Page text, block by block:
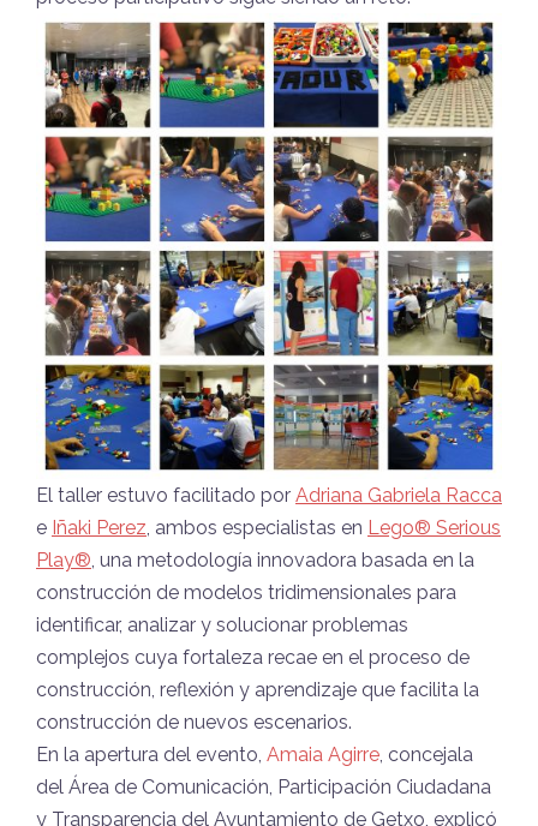
El taller estuvo facilitado por Adriana Gabriela Racca
e Iñaki Perez, ambos especialistas en Lego® Serious
Play®, una metodología innovadora basada en la
construcción de modelos tridimensionales para
identificar, analizar y solucionar problemas
complejos cuya fortaleza recae en el proceso de
construcción, reflexión y aprendizaje que facilita la
construcción de nuevos escenarios.
En la apertura del evento, Amaia Agirre, concejala
del Área de Comunicación, Participación Ciudadana
y Transparencia del Ayuntamiento de Getxo, explicó